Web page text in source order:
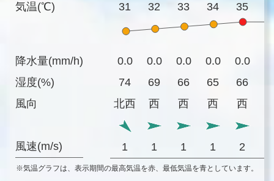
気温(℃)
降水量(mm/h)
湿度(%)
風向
風速(m/s)
31 32 33 34 35
0.0 0.0 0.0 0.0 0.0
74
69 66 65 66
北西
西 西 西 西
1 1 1 1 2
※気温グラフは、表示期間の最高気温を赤、最低気温を青としています。